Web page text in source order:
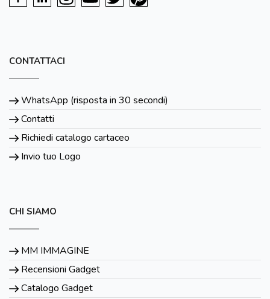
CONTATTACI
WhatsApp (risposta in 30 secondi)
Contatti
Richiedi catalogo cartaceo
Invio tuo Logo
CHI SIAMO
MM IMMAGINE
Recensioni Gadget
Catalogo Gadget